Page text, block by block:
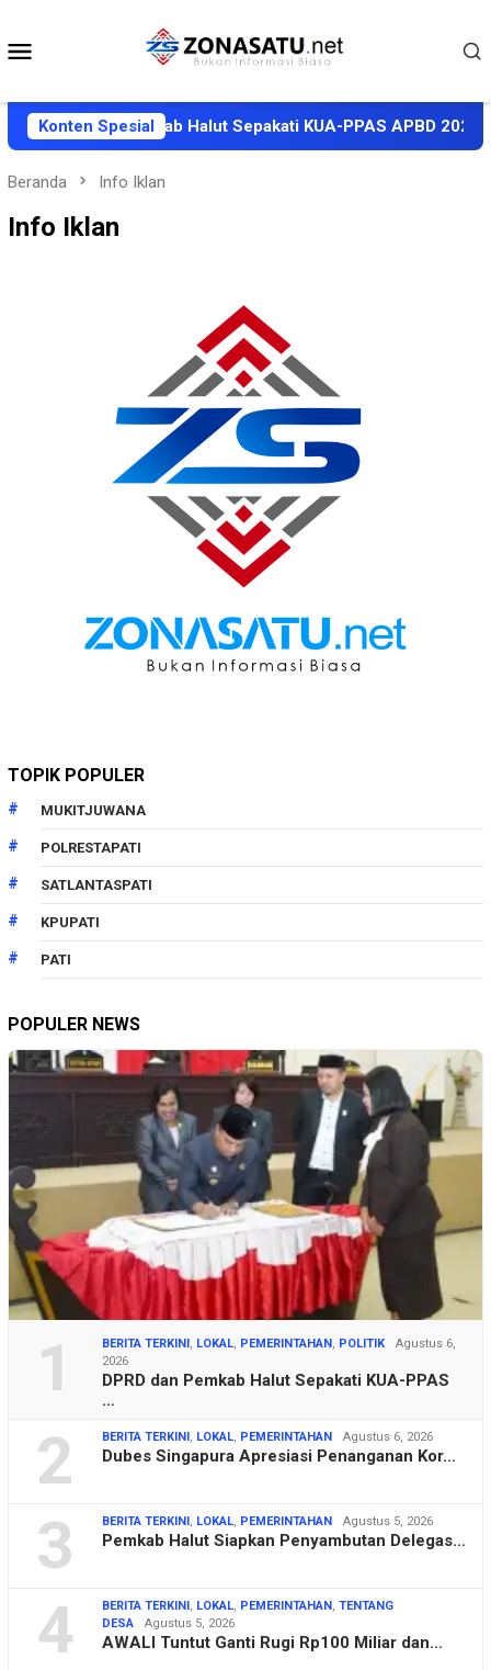
konten
Konten Spesial
DPRD dan Pemkab Halut Sepakati KUA-PPAS APBD 2027,
Beranda Info Iklan
Info Iklan
TOPIK POPULER
MUKITJUWANA
POLRESTAPATI
SATLANTASPATI
KPUPATI
PATI
POPULER NEWS
1 BERITA TERKINI, LOKAL, PEMERINTAHAN, POLITIK
Agustus 6,
2026
DPRD dan Pemkab Halut Sepakati KUA-PPAS
…
2 BERITA TERKINI, LOKAL, PEMERINTAHAN Agustus 6, 2026
Dubes Singapura Apresiasi Penanganan Kor…
3 BERITA TERKINI, LOKAL, PEMERINTAHAN Agustus 5, 2026
Pemkab Halut Siapkan Penyambutan Delegas…
4 BERITA TERKINI, LOKAL, PEMERINTAHAN, TENTANG
DESA
Agustus 5, 2026
AWALI Tuntut Ganti Rugi Rp100 Miliar dan…